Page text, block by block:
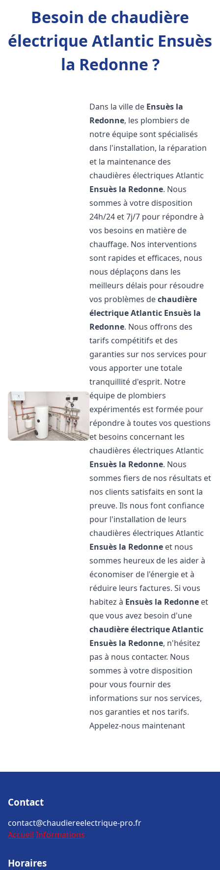
Besoin de chaudière
électrique Atlantic Ensuès
la Redonne ?
Dans la ville de Ensuès la
Redonne, les plombiers de
notre équipe sont spécialisés
dans l'installation, la réparation
et la maintenance des
chaudières électriques Atlantic
Ensuès la Redonne. Nous
sommes à votre disposition
24h/24 et 7j/7 pour répondre à
vos besoins en matière de
chauffage. Nos interventions
sont rapides et efficaces, nous
nous déplaçons dans les
meilleurs délais pour résoudre
vos problèmes dechaudière
électrique Atlantic Ensuès la
Redonne. Nous offrons des
tarifs compétitifs et des
garanties sur nos services pour
vous apporter une totale
tranquillité d'esprit. Notre
équipe de plombiers
expérimentés est formée pour
répondre à toutes vos questions
et besoins concernant les
chaudières électriques Atlantic
Ensuès la Redonne. Nous
sommes fiers de nos résultats et
nos clients satisfaits en sont la
preuve. Ils nous font confiance
pour l'installation de leurs
chaudières électriques Atlantic
Ensuès la Redonne et nous
sommes heureux de les aider à
économiser de l'énergie et à
réduire leurs factures. Si vous
habitez à Ensuès la Redonne et
que vous avez besoin d'une
chaudière électrique Atlantic
Ensuès la Redonne, n'hésitez
pas à nous contacter. Nous
sommes à votre disposition
pour vous fournir des
informations sur nos services,
nos garanties et nos tarifs.
Appelez-nous maintenant
Contact
contact@chaudiereelectrique-pro.fr
Accueil Informations
Horaires